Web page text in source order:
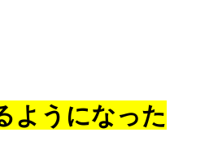
ようになった